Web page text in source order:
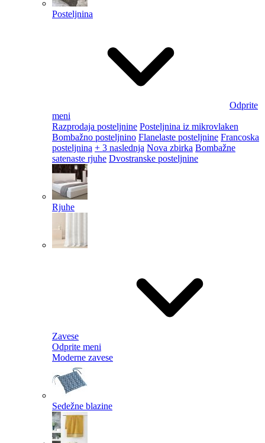
Posteljnina
Odprite
meni
Razprodaja posteljnine Posteljnina iz mikrovlaken
Bombažno posteljnino Flanelaste posteljnine Francoska
posteljnina + 3 naslednja Nova zbirka Bombažne
satenaste rjuhe Dvostranske posteljnine
Rjuhe
Zavese
Odprite meni
Moderne zavese
Sedežne blazine